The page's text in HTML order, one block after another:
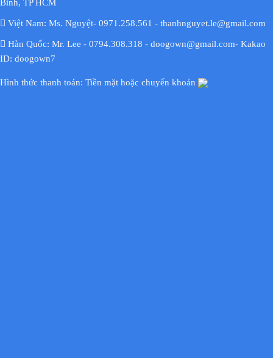
Bình, TP HCM
Việt Nam: Ms. Nguyệt- 0971.258.561 - thanhnguyet.le@gmail.com
Hàn Quốc: Mr. Lee - 0794.308.318 - doogown@gmail.com- Kakao
ID: doogown7
Hình thức thanh toán: Tiền mặt hoặc chuyển khoản